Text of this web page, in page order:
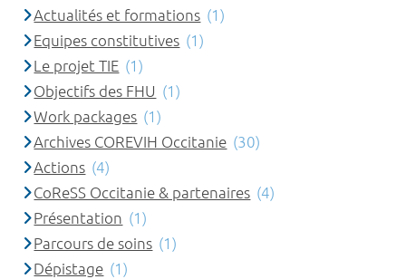
Actualités et formations (1)
Equipes constitutives (1)
Le projet TIE (1)
Objectifs des FHU (1)
Work packages (1)
Archives COREVIH Occitanie (30)
Actions (4)
CoReSS Occitanie & partenaires (4)
Présentation (1)
Parcours de soins (1)
Dépistage (1)